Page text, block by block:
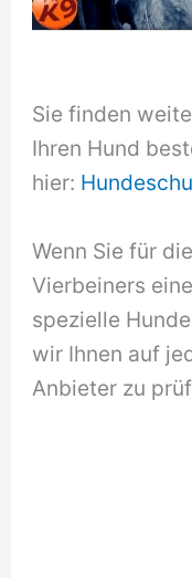
Sie finden
Ihren Hund
hier:
Wenn Sie für
Vierbeiners
spezielle
wir Ihnen auf
Anbieter zu